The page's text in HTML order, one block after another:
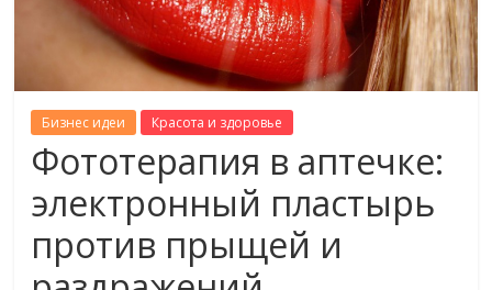
Бизнес идеи Красота и здоровье
Фототерапия в аптечке:
электронный пластырь
против прыщей и